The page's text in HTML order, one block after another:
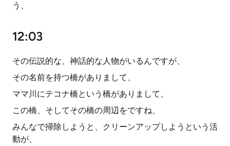
う、
12:03
その伝説的な、神話的な人物がいるんですが、
その名前を持つ橋がありまして、
ママ川にテコナ橋という橋がありまして、
この橋、そしてその橋の周辺をですね、
みんなで掃除しようと、クリーンアップしようという活
動が、